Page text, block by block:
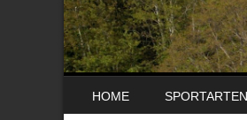
SKIP TO CONTENT
HOME SPORTARTEN